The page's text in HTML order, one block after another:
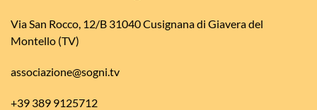
Via San Rocco, 12/B 31040 Cusignana di Giavera del
Montello (TV)
associazione@sogni.tv
+39 389 9125712